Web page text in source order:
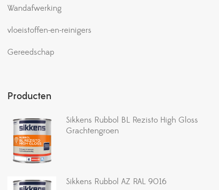
Wandafwerking
vloeistoffen-en-reinigers
Gereedschap
Producten
Sikkens Rubbol BL Rezisto High Gloss
Grachtengroen
Sikkens Rubbol AZ RAL 9016